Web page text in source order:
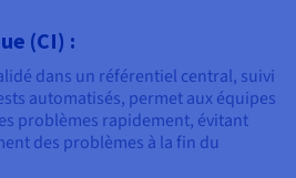
(CI) :
dans un référentiel central, suivi
automatisés, permet aux équipes
problèmes rapidement, évitant
des problèmes à la fin du